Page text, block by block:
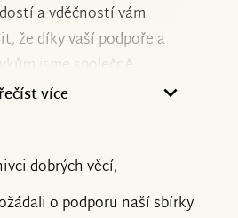
a vděčností vám
že díky vaší podpoře a
jsme společně
sbírky na nový notebook
pomoci nám
potvrzení, že naše práce
více
dobrých věcí,
o podporu naší sbírky